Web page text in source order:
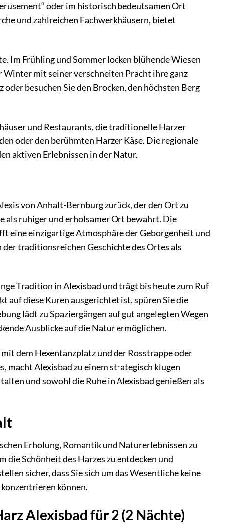
oder im historisch bedeutsamen Ort
und zahlreichen Fachwerkhäusern, bietet
Im Frühling und Sommer locken blühende Wiesen
mit seiner verschneiten Pracht ihre ganz
besuchen Sie den Brocken, den höchsten Berg
und Restaurants, die traditionelle Harzer
oder den berühmten Harzer Käse. Die regionale
aktiven Erlebnissen in der Natur.
von Anhalt-Bernburg zurück, der den Ort zu
als ruhiger und erholsamer Ort bewahrt. Die
eine einzigartige Atmosphäre der Geborgenheit und
traditionsreichen Geschichte des Ortes als
Tradition in Alexisbad und trägt bis heute zum Ruf
auf diese Kuren ausgerichtet ist, spüren Sie die
lädt zu Spaziergängen auf gut angelegten Wegen
Ausblicke auf die Natur ermöglichen.
dem Hexentanzplatz und der Rosstrappe oder
macht Alexisbad zu einem strategisch klugen
und sowohl die Ruhe in Alexisbad genießen als
Erholung, Romantik und Naturerlebnissen zu
die Schönheit des Harzes zu entdecken und
sicher, dass Sie sich um das Wesentliche keine
können.
Alexisbad für 2 (2 Nächte)